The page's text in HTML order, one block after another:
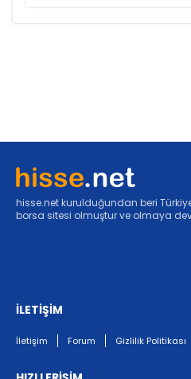
hisse.net kurulduğundan beri
borsa sitesi olmuştur ve olmaya
İLETİŞİM
İletişim Forum Gizlilik Politikası